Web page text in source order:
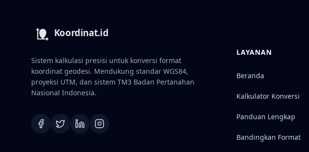
Sistem kalkulasi presisi untuk konversi format
koordinat geodesi. Mendukung standar WGS84,
proyeksi UTM, dan sistem TM3 Badan Pertanahan
Nasional Indonesia.
LAYANAN
Beranda
Kalkulator Konversi
Panduan Lengkap
Bandingkan Format